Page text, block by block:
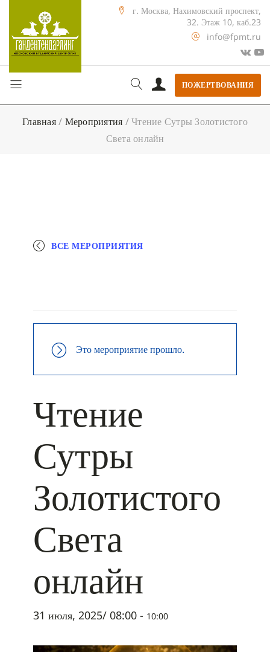
г. Москва, Нахимовский проспект,
32. Этаж 10, каб.23
info@fpmt.ru
ПОЖЕРТВОВАНИЯ
Главная/ Мероприятия /Чтение Сутры Золотистого
Света онлайн
ВСЕ МЕРОПРИЯТИЯ
Это мероприятие прошло.
Чтение
Сутры
Золотистого
Света
онлайн
31 июля, 2025/ 08:00 - 10:00